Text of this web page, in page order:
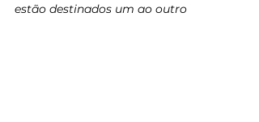
estão destinados um ao outro